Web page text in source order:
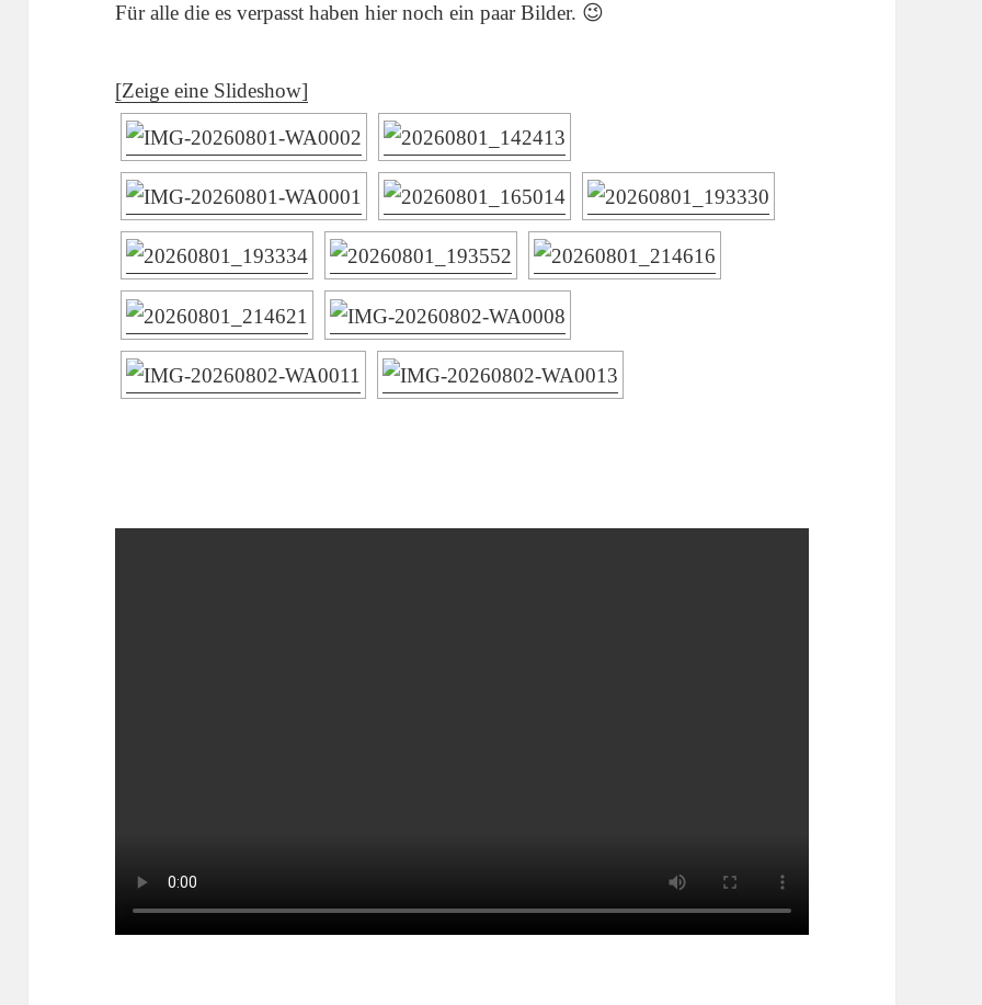
Für alle die es verpasst haben hier noch ein paar Bilder. 😉
[Zeige eine Slideshow]